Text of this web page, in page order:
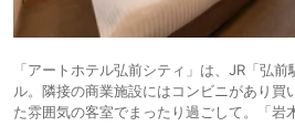
「アートホテル弘前シティ」は、JR「弘
ル。隣接の商業施設にはコンビニがあり買
た雰囲気の客室でまったり過ごして。「岩